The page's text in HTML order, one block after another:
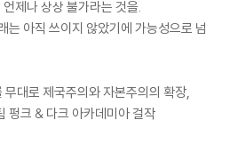
제나 상상 불가라는 것을.
는 아직 쓰이지 않았기에 가능성으로 넘
대로 제국주의와 자본주의의 확장,
펑크 & 다크 아카데미아 걸작